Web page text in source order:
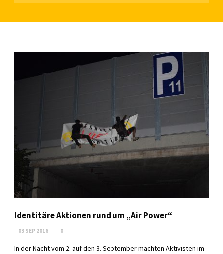
Identitäre Aktionen rund um „Air Power“
03 SEP 2016 0
In der Nacht vom 2. auf den 3. September machten Aktivisten im